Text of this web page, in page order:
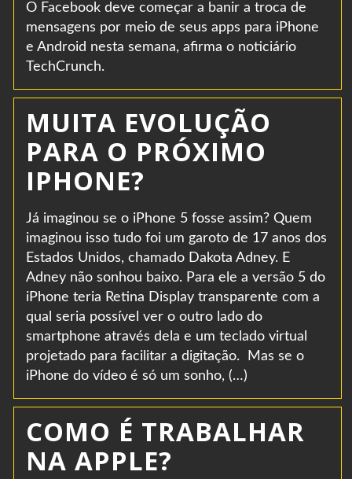
O Facebook deve começar a banir a troca de
mensagens por meio de seus apps para iPhone
e Android nesta semana, afirma o noticiário
TechCrunch.
MUITA EVOLUÇÃO
PARA O PRÓXIMO
IPHONE?
Já imaginou se o iPhone 5 fosse assim? Quem
imaginou isso tudo foi um garoto de 17 anos dos
Estados Unidos, chamado Dakota Adney. E
Adney não sonhou baixo. Para ele a versão 5 do
iPhone teria Retina Display transparente com a
qual seria possível ver o outro lado do
smartphone através dela e um teclado virtual
projetado para facilitar a digitação. Mas se o
iPhone do vídeo é só um sonho, (…)
COMO É TRABALHAR
NA APPLE?